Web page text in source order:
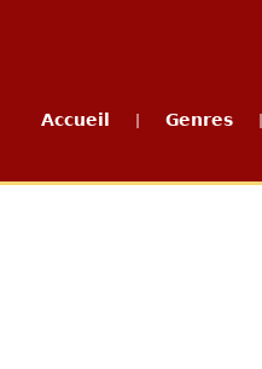
Accueil Genres